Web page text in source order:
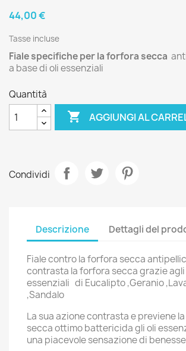
44,00 €
Tasse incluse
Fiale specifiche per la forfora secca
a base di oli essenziali
Quantità
 AGGIUNGI AL
Condividi
Descrizione Dettagli del
Fiale contro la forfora secca
contrasta la forfora secca grazie agli
essenziali di Eucalipto ,Geranio
,Sandalo
La sua azione contrasta e previene
secca ottimo battericida gli oli
una piacevole sensazione di